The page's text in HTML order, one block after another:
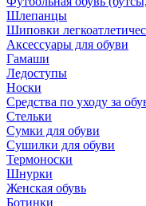
Шлепанцы
Шиповки
Аксессуары для обуви
Гамаши
Ледоступы
Носки
Средства по уходу за
Стельки
Сумки для обуви
Сушилки для обуви
Термоноски
Шнурки
Женская обувь
Ботинки